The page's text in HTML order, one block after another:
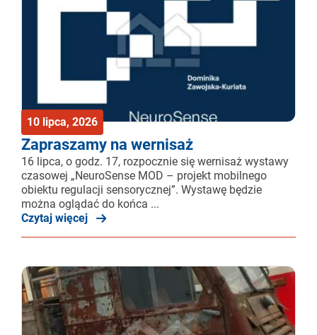
10 lipca, 2026
Zapraszamy na wernisaż
16 lipca, o godz. 17, rozpocznie się wernisaż wystawy
czasowej „NeuroSense MOD – projekt mobilnego
obiektu regulacji sensorycznej”. Wystawę będzie
można oglądać do końca ...
Czytaj więcej